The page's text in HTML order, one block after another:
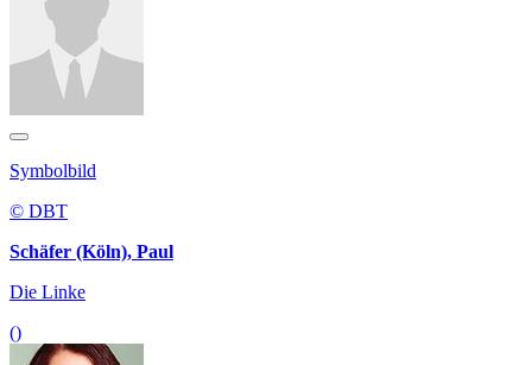
Symbolbild
© DBT
Schäfer (Köln), Paul
Die Linke
()